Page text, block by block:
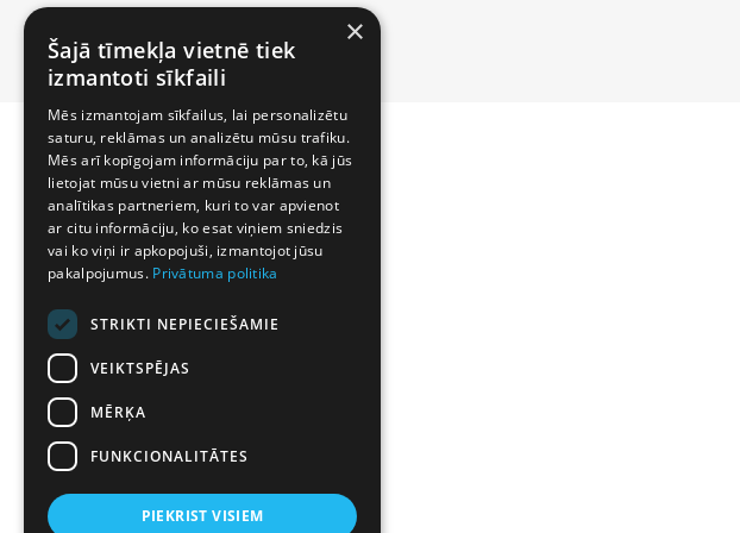
×
Šajā tīmekļa vietnē tiek
izmantoti sīkfaili
Mēs izmantojam sīkfailus, lai personalizētu
saturu, reklāmas un analizētu mūsu trafiku.
Mēs arī kopīgojam informāciju par to, kā jūs
lietojat mūsu vietni ar mūsu reklāmas un
analītikas partneriem, kuri to var apvienot
ar citu informāciju, ko esat viņiem sniedzis
vai ko viņi ir apkopojuši, izmantojot jūsu
pakalpojumus. Privātuma politika
STRIKTI NEPIECIEŠAMIE
VEIKTSPĒJAS
MĒRĶA
FUNKCIONALITĀTES
PIEKRIST VISIEM